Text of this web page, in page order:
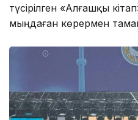
түсірілген «Алғашқы
мыңдаған көрермен